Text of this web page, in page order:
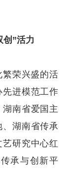
”活力
荣兴盛的活
先进模范工作
南省爱国主
湖南省传承
研究中心红
承与创新平